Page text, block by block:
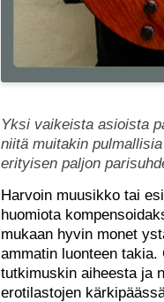
Yksi vaikeista asioista
niitä muitakin
erityisen paljon
Harvoin muusikko tai
huomiota
mukaan hyvin monet
ammatin luonteen takia.
tutkimuskin aiheesta ja
erotilastojen